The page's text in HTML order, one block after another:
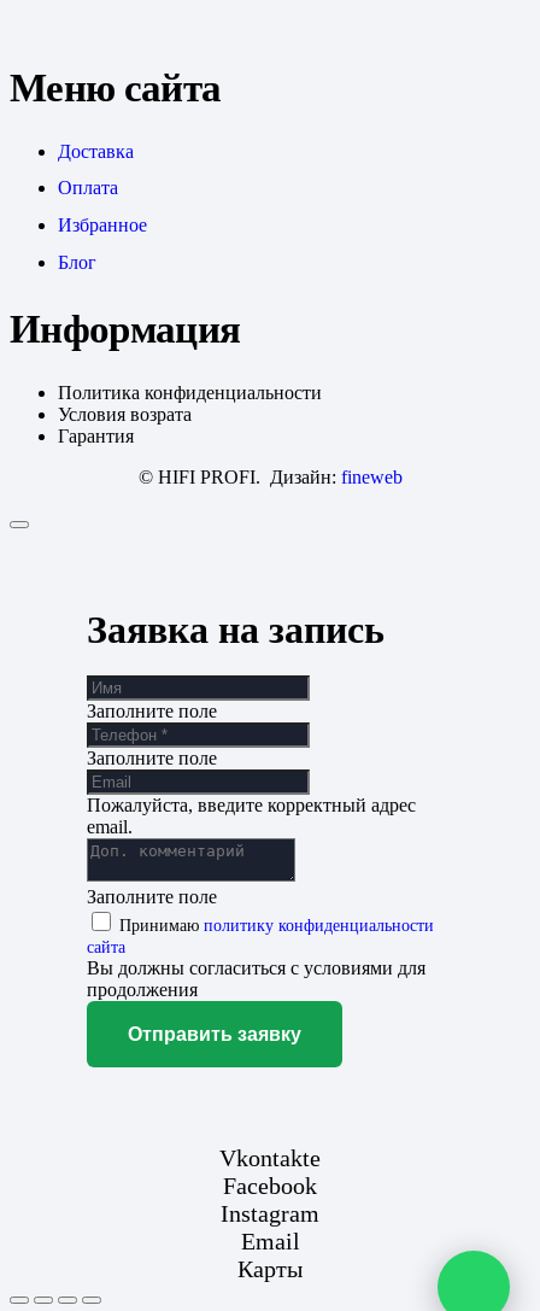
Меню сайта
Доставка
Оплата
Избранное
Блог
Информация
Политика конфиденциальности
Условия возрата
Гарантия
© HIFI PROFI. Дизайн: fineweb
Заявка на запись
Заполните поле
Заполните поле
Пожалуйста, введите корректный адрес
email.
Заполните поле
Принимаю политику конфиденциальности
сайта
Вы должны согласиться с условиями для
продолжения
Отправить заявку
Vkontakte
Facebook
Instagram
Email
Карты